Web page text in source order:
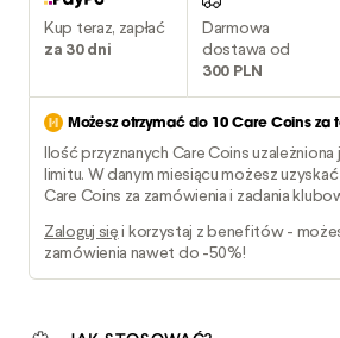
Kup teraz, zapłać
za 30 dni
Darmowa
dostawa od
300 PLN
Możesz otrzymać do 10Care Coins za
Ilość przyznanych Care Coins
limitu. W danym miesiącu możesz
Care Coins za zamówienia i zadania
Zaloguj sięi korzystaj z benefitów -
zamówienia nawet do -50%!